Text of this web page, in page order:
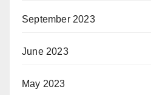
September 2023
June 2023
May 2023